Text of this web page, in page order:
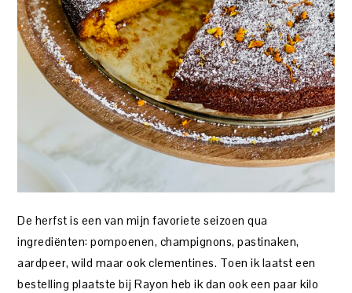
De herfst is een van mijn favoriete seizoen qua
ingrediënten: pompoenen, champignons, pastinaken,
aardpeer, wild maar ook clementines. Toen ik laatst een
bestelling plaatste bij Rayon heb ik dan ook een paar kilo